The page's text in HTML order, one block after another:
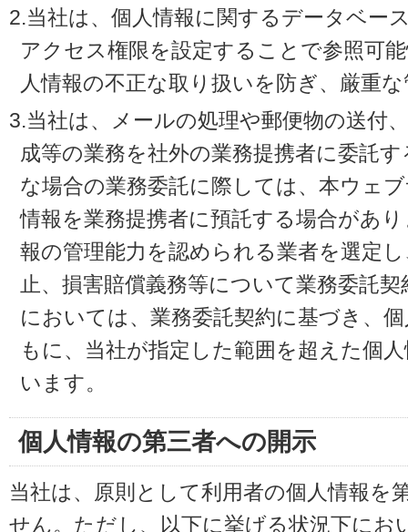
2.当社は、個人情報に関するデータベー
アクセス権限を設定することで参照可
人情報の不正な取り扱いを防ぎ、厳重
3.当社は、メールの処理や郵便物の送付
成等の業務を社外の業務提携者に委託
な場合の業務委託に際しては、本ウェ
情報を業務提携者に預託する場合があ
報の管理能力を認められる業者を選定
止、損害賠償義務等について業務委託
においては、業務委託契約に基づき、
もに、当社が指定した範囲を超えた個
います。
個人情報の第三者への開示
当社は、原則として利用者の個人情報を
せん。ただし、以下に挙げる状況下にお